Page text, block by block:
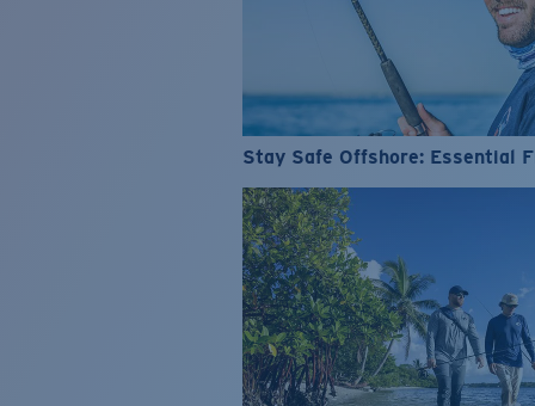
Stay Safe Offshore: Essential